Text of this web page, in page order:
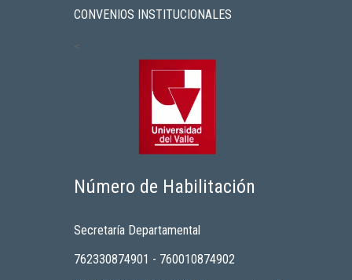
CONVENIOS INSTITUCIONALES
<
Número de Habilitación
Secretaría Departamental
762330874901 - 760010874902